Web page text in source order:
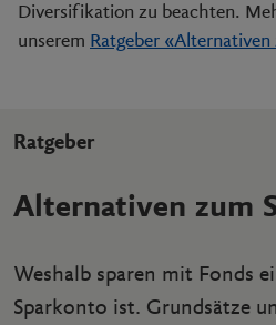
Diversifikation zu beachten.
unserem Ratgeber
Ratgeber
Alternativen zum
Weshalb sparen mit Fonds
Sparkonto ist. Grundsätze